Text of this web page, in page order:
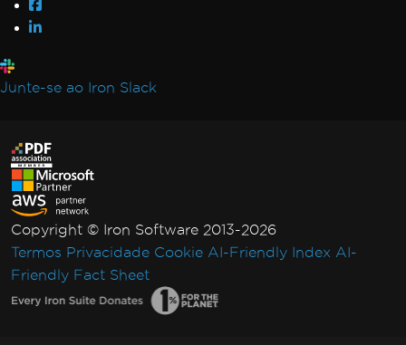
Junte-se ao Iron Slack
Copyright © Iron Software 2013-2026
Termos Privacidade Cookie AI-Friendly Index AI-
Friendly Fact Sheet